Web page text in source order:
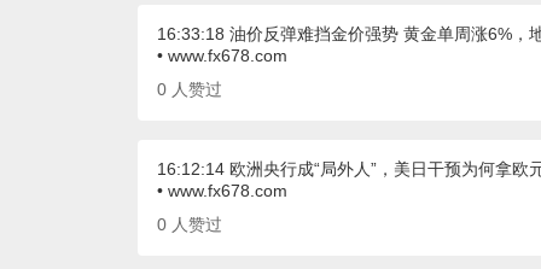
16:33:18 油价反弹难挡金价强势 黄金单周涨6%，
• www.fx678.com
0 人赞过
16:12:14 欧洲央行成“局外人”，美日干预为何拿欧
• www.fx678.com
0 人赞过